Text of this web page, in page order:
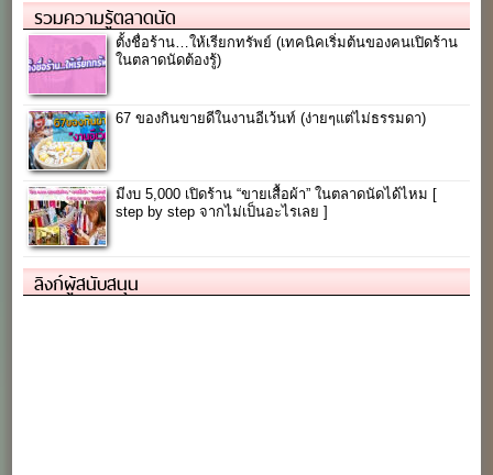
รวมความรู้ตลาดนัด
ตั้งชื่อร้าน…ให้เรียกทรัพย์ (เทคนิคเริ่มต้นของคนเปิดร้าน
ในตลาดนัดต้องรู้)
67 ของกินขายดีในงานอีเว้นท์ (ง่ายๆแต่ไม่ธรรมดา)
มีงบ 5,000 เปิดร้าน “ขายเสื้อผ้า” ในตลาดนัดได้ไหม [
step by step จากไม่เป็นอะไรเลย ]
ลิงก์ผู้สนับสนุน